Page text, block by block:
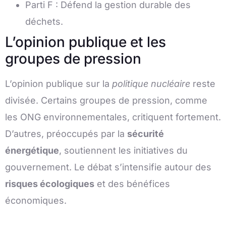
Parti F : Défend la gestion durable des
déchets.
L’opinion publique et les
groupes de pression
L’opinion publique sur la politique nucléaire reste
divisée. Certains groupes de pression, comme
les ONG environnementales, critiquent fortement.
D’autres, préoccupés par la sécurité
énergétique, soutiennent les initiatives du
gouvernement. Le débat s’intensifie autour des
risques écologiques et des bénéfices
économiques.